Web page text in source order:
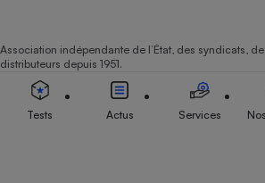
Association indépendante de l’État, des syndicats,
distributeurs depuis 1951.
Tests Actus Services